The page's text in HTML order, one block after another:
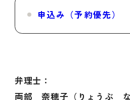
申込み（予約優先）
弁理士：
両部 奈穂子 （ りょうぶ